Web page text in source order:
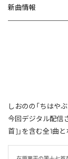
新曲情報
しおのの「ちはや
今回デジタル配信
首]」を含む全1曲と